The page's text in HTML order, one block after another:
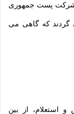
شرکت پست جمهوری
گردند که گاهی می
استعلام، از بین